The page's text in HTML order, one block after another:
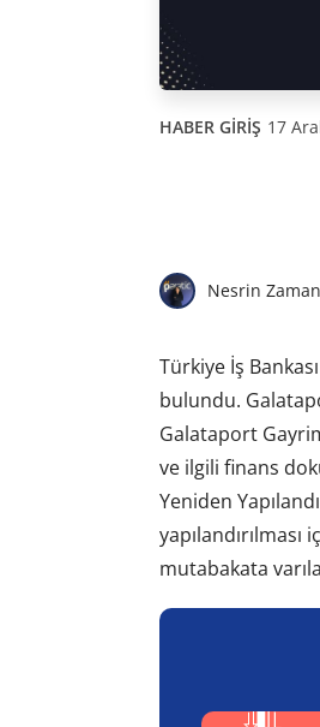
HABER GİRİŞ 17
Nesrin Zaman
Türkiye İş
bulundu.
Galataport
ve ilgili finans
Yeniden
mutabakata